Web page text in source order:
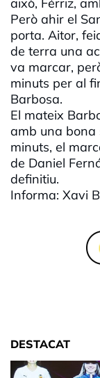
això, Férriz,
Però ahir el
porta. Aitor,
de terra una
va marcar,
minuts per al
Barbosa.
El mateix
amb una bona
minuts, el
de Daniel
definitiu.
Informa: Xavi
DESTACAT